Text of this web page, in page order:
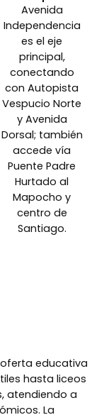
Avenida
Independencia
es el eje
principal,
conectando
con Autopista
Vespucio Norte
y Avenida
Dorsal; también
accede vía
Puente Padre
Hurtado al
Mapocho y
centro de
Santiago.
educativa
hasta liceos
atendiendo a
La